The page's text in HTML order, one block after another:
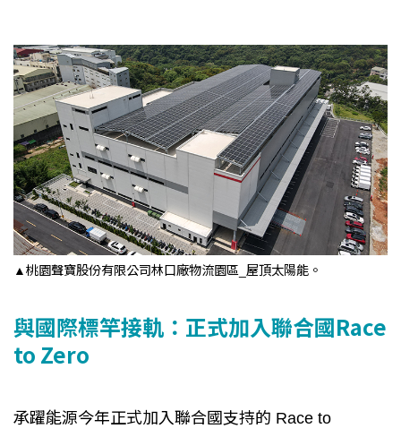
▲桃園聲寶股份有限公司林口廠物流園區_屋頂太陽能。
與國際標竿接軌：正式加入聯合國Race
to Zero
承躍能源今年正式加入聯合國支持的 Race to